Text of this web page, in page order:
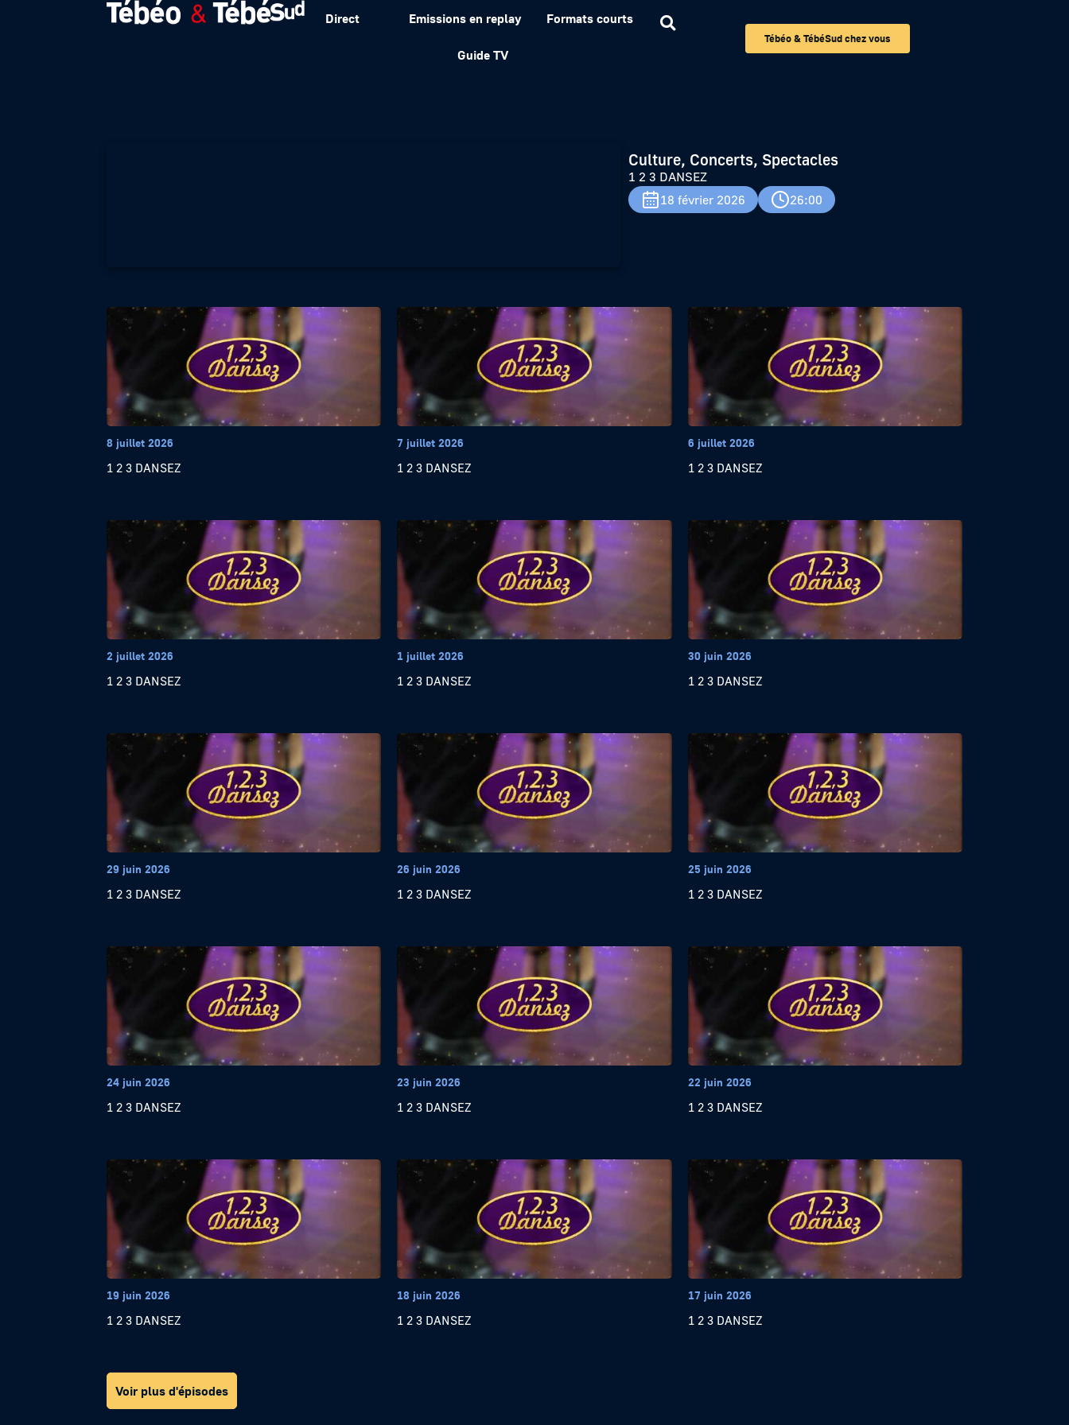
Direct Emissions en replay Formats courts
Guide TV
Tébéo & TébéSud chez vous
Culture, Concerts, Spectacles
1 2 3 DANSEZ
18 février 2026
26:00
8 juillet 2026
1 2 3 DANSEZ
7 juillet 2026
1 2 3 DANSEZ
6 juillet 2026
1 2 3 DANSEZ
2 juillet 2026
1 2 3 DANSEZ
1 juillet 2026
1 2 3 DANSEZ
30 juin 2026
1 2 3 DANSEZ
29 juin 2026
1 2 3 DANSEZ
26 juin 2026
1 2 3 DANSEZ
25 juin 2026
1 2 3 DANSEZ
24 juin 2026
1 2 3 DANSEZ
23 juin 2026
1 2 3 DANSEZ
22 juin 2026
1 2 3 DANSEZ
19 juin 2026
1 2 3 DANSEZ
18 juin 2026
1 2 3 DANSEZ
17 juin 2026
1 2 3 DANSEZ
Voir plus d'épisodes